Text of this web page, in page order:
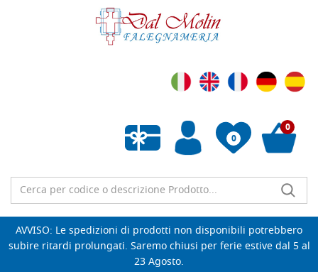
0
Wishlist vuota
0
AVVISO: Le spedizioni di prodotti non disponibili potrebbero
subire ritardi prolungati. Saremo chiusi per ferie estive dal 5 al
23 Agosto.